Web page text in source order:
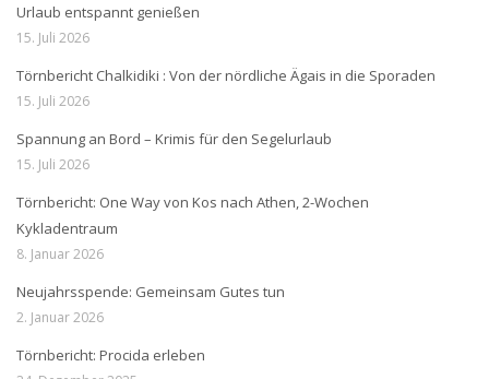
Urlaub entspannt genießen
15. Juli 2026
Törnbericht Chalkidiki : Von der nördliche Ägais in die Sporaden
15. Juli 2026
Spannung an Bord – Krimis für den Segelurlaub
15. Juli 2026
Törnbericht: One Way von Kos nach Athen, 2-Wochen
Kykladentraum
8. Januar 2026
Neujahrsspende: Gemeinsam Gutes tun
2. Januar 2026
Törnbericht: Procida erleben